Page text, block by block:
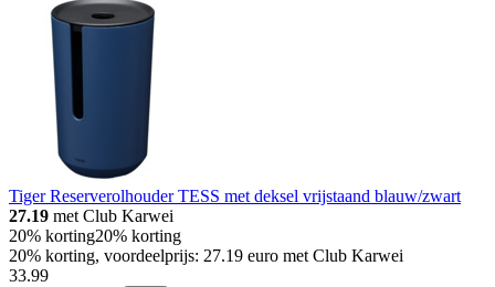
Tiger Reserverolhouder TESS met deksel vrijstaand blauw/zwart
27.19 met Club Karwei
20% korting20% korting
20% korting, voordeelprijs: 27.19 euro met Club Karwei
33.99